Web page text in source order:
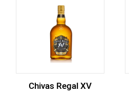
Chivas Regal XV